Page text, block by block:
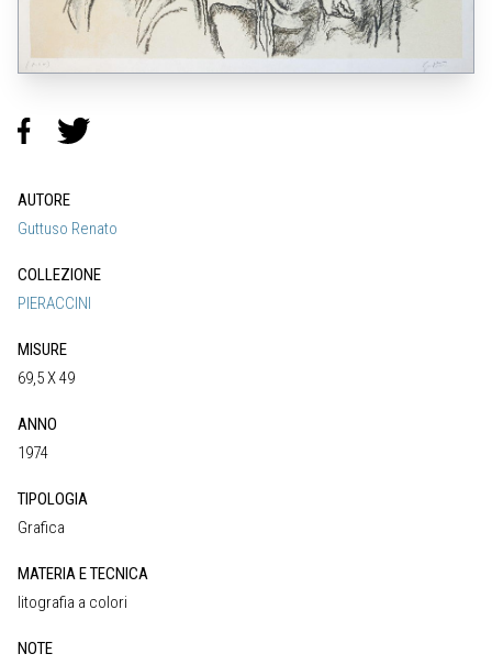
AUTORE
Guttuso Renato
COLLEZIONE
PIERACCINI
MISURE
69,5 X 49
ANNO
1974
TIPOLOGIA
Grafica
MATERIA E TECNICA
litografia a colori
NOTE